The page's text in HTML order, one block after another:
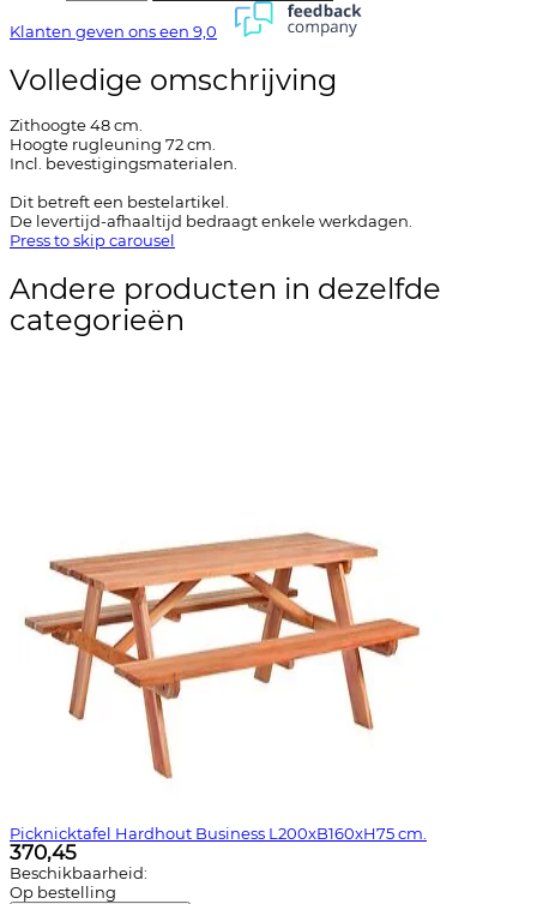
Klanten geven ons een 9,0
Volledige omschrijving
Zithoogte 48 cm.
Hoogte rugleuning 72 cm.
Incl. bevestigingsmaterialen.
Dit betreft een bestelartikel.
De levertijd-afhaaltijd bedraagt enkele werkdagen.
Press to skip carousel
Andere producten in dezelfde
categorieën
Picknicktafel Hardhout Business L200xB160xH75 cm.
370,45
Beschikbaarheid:
Op bestelling